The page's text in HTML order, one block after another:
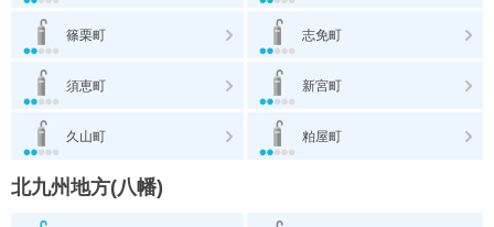
篠栗町 志免町
須恵町 新宮町
久山町 粕屋町
北九州地方(八幡)